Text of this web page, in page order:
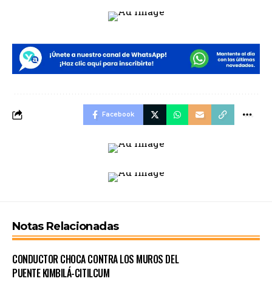
Facebook
Notas Relacionadas
CONDUCTOR CHOCA CONTRA LOS MUROS DEL
PUENTE KIMBILÁ-CITILCUM